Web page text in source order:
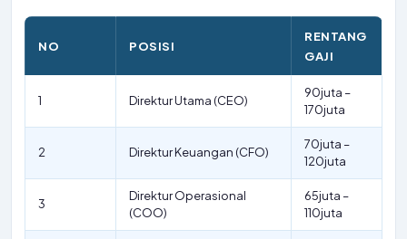
NO POSISI
RENTANG
GAJI
1 Direktur Utama (CEO)
90juta –
170juta
2 Direktur Keuangan (CFO)
70juta –
120juta
3
Direktur Operasional
(COO)
65juta –
110juta